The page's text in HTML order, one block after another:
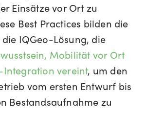
Einsätze vor Ort zu
Best Practices bilden die
IQGeo-Lösung, die
Mobilität vor Ort
vereint, um den
vom ersten Entwurf bis
Bestandsaufnahme zu